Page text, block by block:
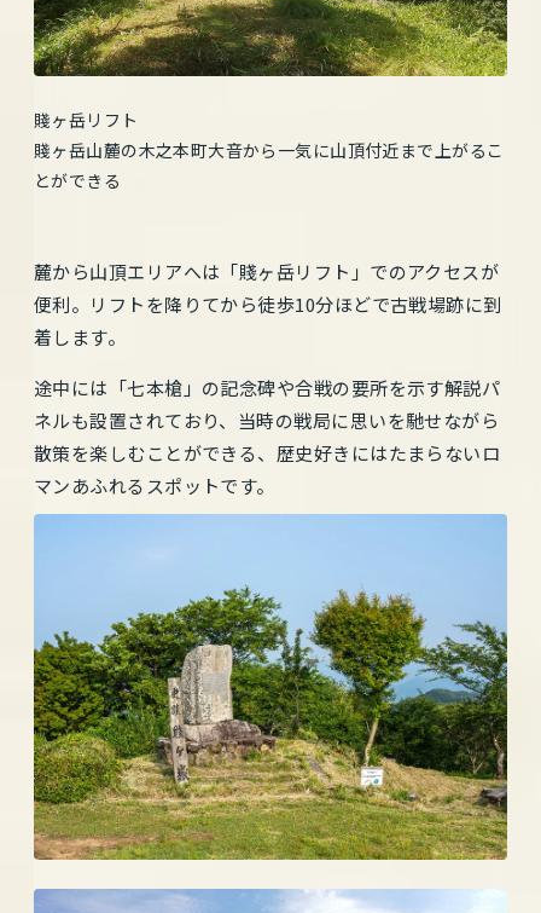
賤ヶ岳リフト
賤ヶ岳山麓の木之本町大音から一気に山頂付近まで上がるこ
とができる
麓から山頂エリアへは「賤ヶ岳リフト」でのアクセスが
便利。リフトを降りてから徒歩10分ほどで古戦場跡に到
着します。
途中には「七本槍」の記念碑や合戦の要所を示す解説パ
ネルも設置されており、当時の戦局に思いを馳せながら
散策を楽しむことができる、歴史好きにはたまらないロ
マンあふれるスポットです。